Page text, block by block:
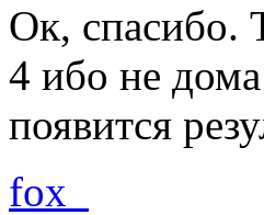
Ок, спасибо.
4 ибо не
появится
fox_